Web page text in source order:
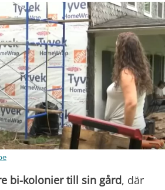
bi-kolonier till sin gård, där